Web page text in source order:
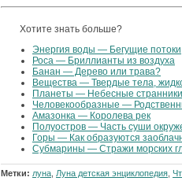
Хотите знать больше?
Энергия воды — Бегущие потоки
Роса — Бриллианты из воздуха
Банан — Дерево или трава?
Вещества — Твердые тела,
Планеты — Небесные странники
Человекообразные —
Амазонка — Королева рек
Полуостров — Часть суши
Горы — Как образуются
Субмарины — Стражи морских
Метки: луна Луна детская энциклопедия